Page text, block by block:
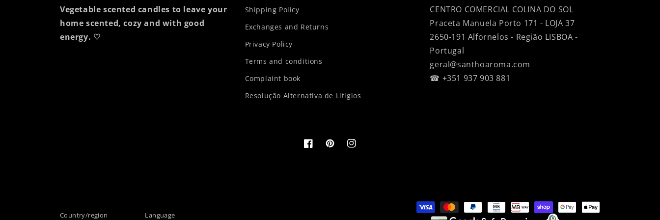
Vegetable scented candles to leave your
home scented, cozy and with good
energy. ♡
Shipping Policy
Exchanges and Returns
Privacy Policy
Terms and conditions
Complaint book
Resolução Alternativa de Litígios
CENTRO COMERCIAL COLINA DO SOL
Praceta Manuela Porto 171 - LOJA 37
2650-191 Alfornelos - Região LISBOA -
Portugal
geral@santhoaroma.com
☎ +351 937 903 881
FacebookPinterestInstagram
Country/region Language
Payment